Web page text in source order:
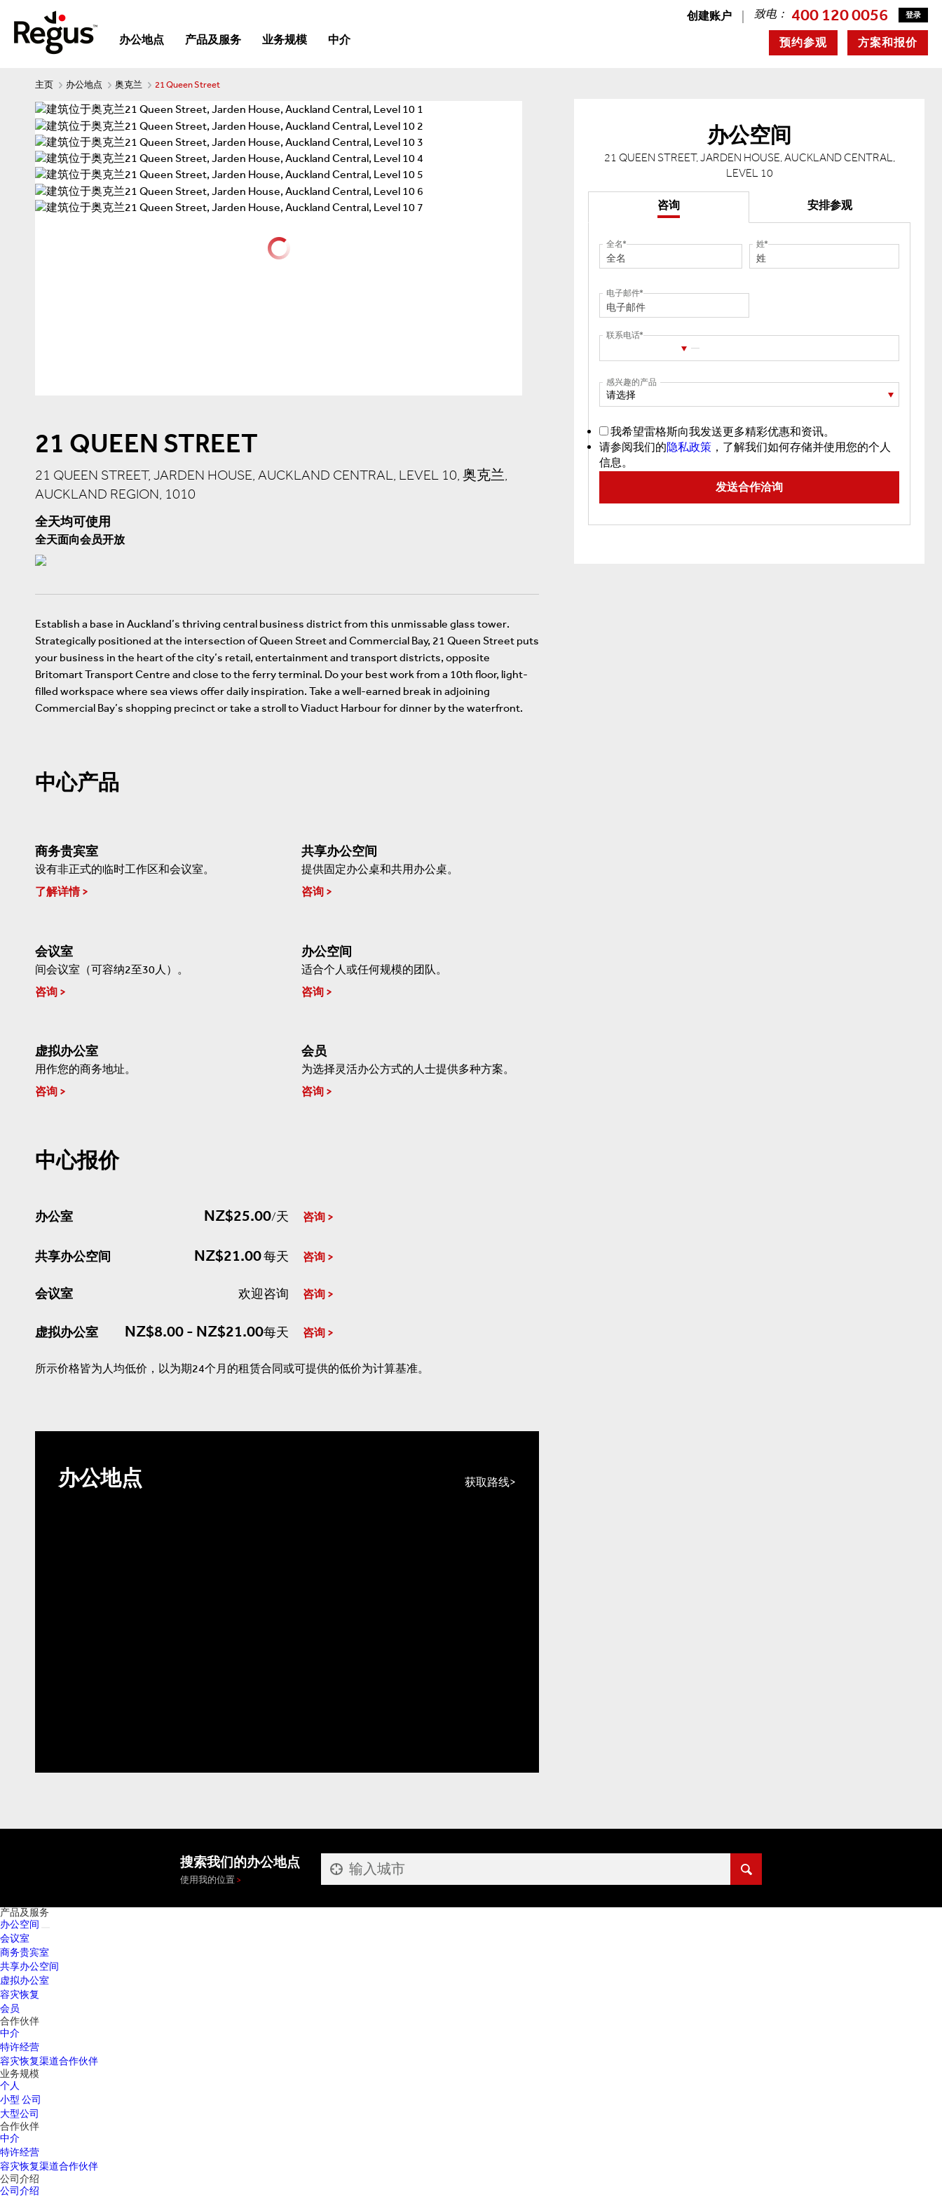
创建账户 致电： 400 120 0056 登录
方案和报价
预约参观
办公地点 产品及服务 业务规模 中介
主页 办公地点 奥克兰 21 Queen Street
21 QUEEN STREET
21 QUEEN STREET, JARDEN HOUSE, AUCKLAND CENTRAL, LEVEL 10, 奥克兰,
AUCKLAND REGION, 1010
全天均可使用
全天面向会员开放
Establish a base in Auckland’s thriving central business district from this unmissable glass tower.
Strategically positioned at the intersection of Queen Street and Commercial Bay, 21 Queen Street puts
your business in the heart of the city’s retail, entertainment and transport districts, opposite
Britomart Transport Centre and close to the ferry terminal. Do your best work from a 10th floor, light-
filled workspace where sea views offer daily inspiration. Take a well-earned break in adjoining
Commercial Bay’s shopping precinct or take a stroll to Viaduct Harbour for dinner by the waterfront.
中心产品
商务贵宾室
设有非正式的临时工作区和会议室。
了解详情
共享办公空间
提供固定办公桌和共用办公桌。
咨询
会议室
间会议室（可容纳2至30人）。
咨询
办公空间
适合个人或任何规模的团队。
咨询
虚拟办公室
用作您的商务地址。
咨询
会员
为选择灵活办公方式的人士提供多种方案。
咨询
中心报价
办公室 NZ$25.00/天 咨询
共享办公空间 NZ$21.00每天 咨询
会议室 欢迎咨询 咨询
虚拟办公室 NZ$8.00 - NZ$21.00每天 咨询
所示价格皆为人均低价，以为期24个月的租赁合同或可提供的低价为计算基准。
办公地点 获取路线
办公空间
21 QUEEN STREET, JARDEN HOUSE, AUCKLAND CENTRAL,
LEVEL 10
咨询 安排参观
全名 姓
电子邮件
联系电话
感兴趣的产品
请选择
我希望雷格斯向我发送更多精彩优惠和资讯。
请参阅我们的隐私政策 ，了解我们如何存储并使用您的个人
信息。
搜索我们的办公地点
使用我的位置
产品及服务
办公空间
会议室
商务贵宾室
共享办公空间
虚拟办公室
容灾恢复
会员
合作伙伴
中介
特许经营
容灾恢复渠道合作伙伴
业务规模
个人
小型 公司
大型公司
合作伙伴
中介
特许经营
容灾恢复渠道合作伙伴
公司介绍
公司介绍